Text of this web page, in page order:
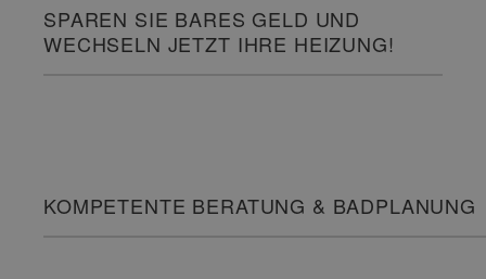
SPAREN SIE BARES GELD UND
WECHSELN JETZT IHRE HEIZUNG!
KOMPETENTE BERATUNG & BADPLANUNG